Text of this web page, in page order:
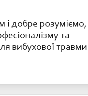
і добре розуміємо,
та
вибухової травми